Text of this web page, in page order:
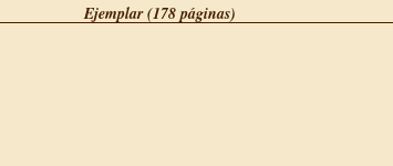
Ejemplar (178 páginas)